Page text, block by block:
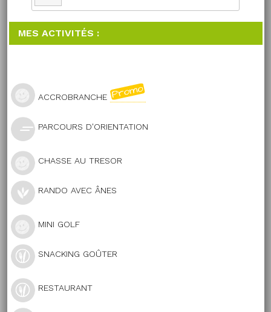
MES ACTIVITÉS :
ACCROBRANCHE
PARCOURS D'ORIENTATION
CHASSE AU TRESOR
RANDO AVEC ÂNES
MINI GOLF
SNACKING GOÛTER
RESTAURANT